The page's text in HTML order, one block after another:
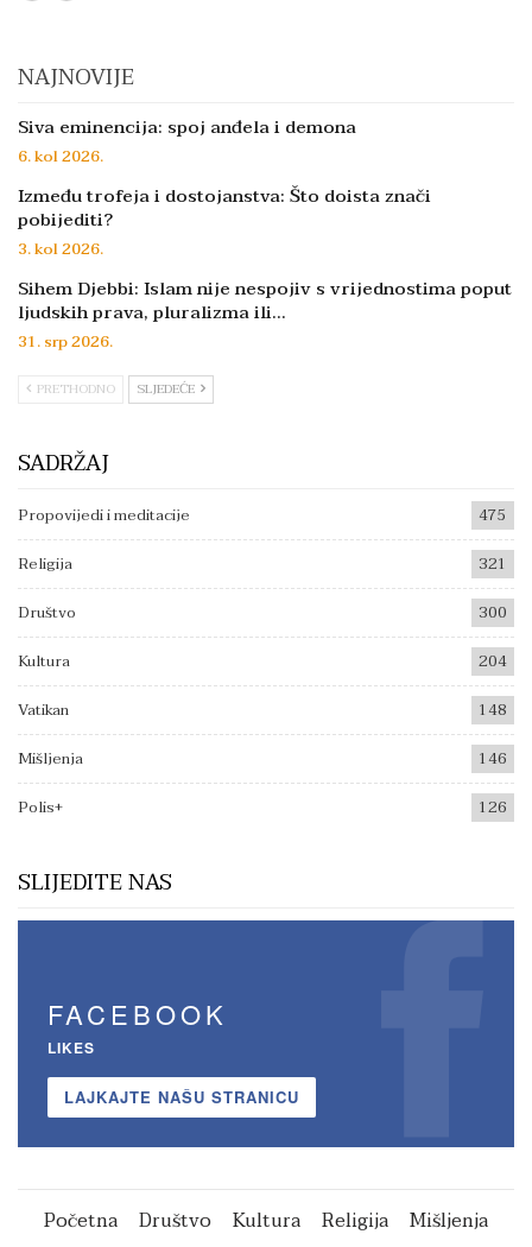
NAJNOVIJE
Siva eminencija: spoj anđela i demona
6. kol 2026.
Između trofeja i dostojanstva: Što doista znači
pobijediti?
3. kol 2026.
Sihem Djebbi: Islam nije nespojiv s vrijednostima poput
ljudskih prava, pluralizma ili…
31. srp 2026.
PRETHODNO SLJEDEĆE
SADRŽAJ
Propovijedi i meditacije
475
Religija
321
Društvo
300
Kultura
204
Vatikan
148
Mišljenja
146
Polis+
126
SLIJEDITE NAS
FACEBOOK
LIKES
LAJKAJTE NAŠU STRANICU
Početna Društvo Kultura Religija
Mišljenja